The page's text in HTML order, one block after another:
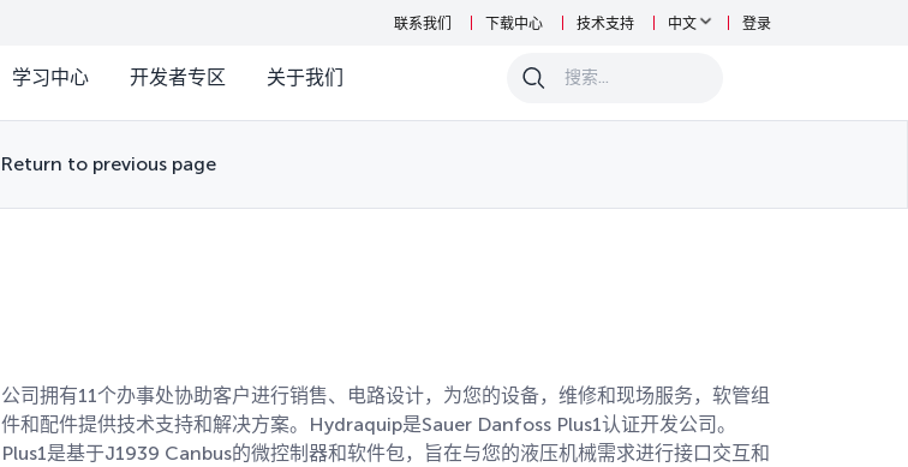
联系我们 下载中心 技术支持 中文 登录
学习中心 开发者专区 关于我们 0
Return to previous page
公司拥有11个办事处协助客户进行销售、电路设计，为您的设备，维修和现场服务，软管组
件和配件提供技术支持和解决方案。Hydraquip是Sauer Danfoss Plus1认证开发公司。
Plus1是基于J1939 Canbus的微控制器和软件包，旨在与您的液压机械需求进行接口交互和